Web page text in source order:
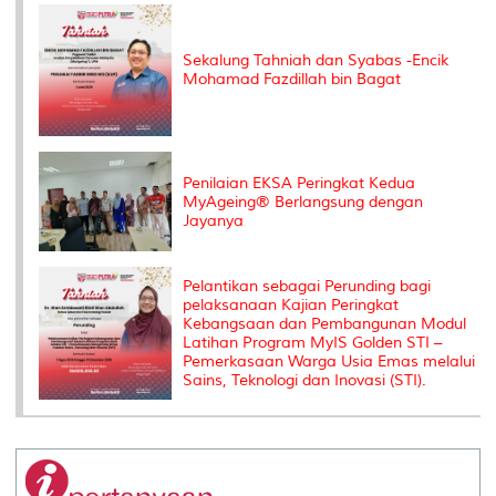
Sekalung Tahniah dan Syabas -Encik
Mohamad Fazdillah bin Bagat
Penilaian EKSA Peringkat Kedua
MyAgeing® Berlangsung dengan
Jayanya
Pelantikan sebagai Perunding bagi
pelaksanaan Kajian Peringkat
Kebangsaan dan Pembangunan Modul
Latihan Program MyIS Golden STI –
Pemerkasaan Warga Usia Emas melalui
Sains, Teknologi dan Inovasi (STI).